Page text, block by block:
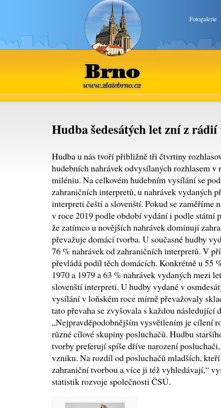
Fotogalerie
Brno
www.zlatebrno.cz
Hudba šedesátých let zní z rádií
Hudba u nás tvoří přibližně tři čtvrtiny
hudebních nahrávek odvysílaných rozhlasem v
miléniu. Na celkovém hudebním vysílání se
zahraničních interpretů, u nahrávek vydaných
interpreti čeští a slovenští. Pokud se zaměříme
v roce 2019 podle období vydání i podle státní
že zatímco u novějších nahrávek dominují
převažuje domácí tvorba. U současné hudby
76 % nahrávek od zahraničních interpretů. V
převládá podíl těch domácích. Konkrétně u 55
1970 a 1979 a 63 % nahrávek vydaných mezi
slovenští interpreti. U hudby vydané v
vysílání v loňském roce mírně převažovaly
tato převaha se zvyšovala s každou následující
„Nejpravděpodobnějším vysvětlením je cílení
různé cílové skupiny posluchačů. Hudbu
tvorby preferují spíše dříve narození
vzniku. Na rozdíl od posluchačů mladších,
zahraniční tvorbou a více ji též vyhledávají,“
statistik rozvoje společnosti ČSÚ.